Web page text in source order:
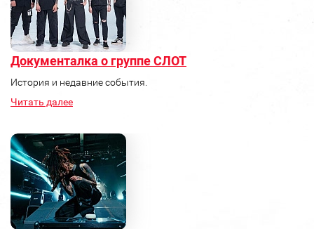
Документалка о группе СЛОТ
История и недавние события.
Читать далее